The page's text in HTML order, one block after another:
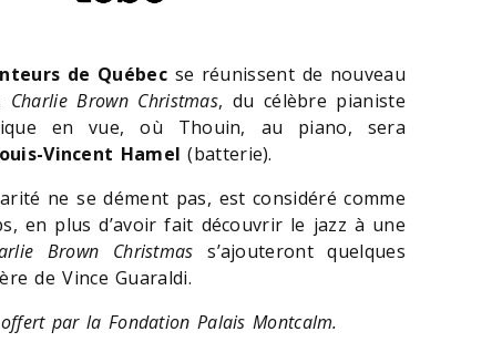
de Québecse réunissent de nouveau
Charlie Brown Christmas, du célèbre pianiste
en vue, où Thouin, au piano, sera
Vincent Hamel (batterie).
ne se dément pas, est considéré comme
en plus d’avoir fait découvrir le jazz à une
Brown Christmas s’ajouteront quelques
de Vince Guaraldi.
par la Fondation Palais Montcalm.